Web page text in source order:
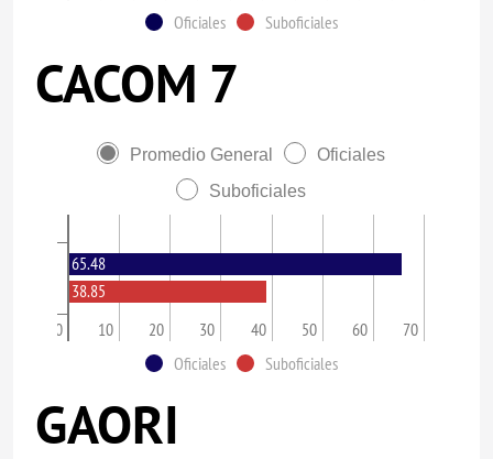
Oficiales Suboficiales
CACOM 7
Promedio General
Oficiales
Suboficiales
0 10 20 30 40 50 60 70
65.48
38.85
Oficiales Suboficiales
GAORI